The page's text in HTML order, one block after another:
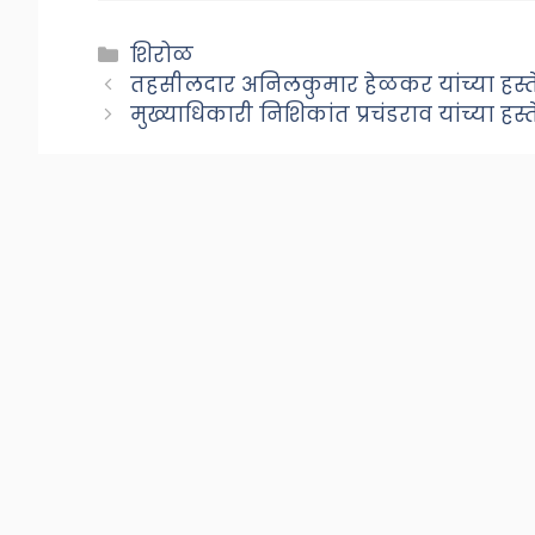
Categories
शिरोळ
तहसीलदार अनिलकुमार हेळकर यांच्या
मुख्याधिकारी निशिकांत प्रचंडराव यांच्या